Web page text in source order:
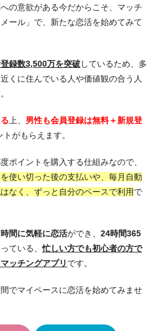
の意欲がある今だからこそ、マッチ
ール」で、新たな恋活を始めてみて
録数3,500万を突破しているため、多
くに住んでいる人や価値観の合う人
上、 男性も会員登録は無料＋新規登
がもらえます。
ポイントを購入する仕組みなので、
使い切った後の支払いや、毎月自動
なく、ずっと自分のペースで利用で
間に気軽に恋活ができ、 24時間365
ている、忙しい方でも初心者の方で
ッチングアプリ です。
でマイペースに恋活を始めてみませ